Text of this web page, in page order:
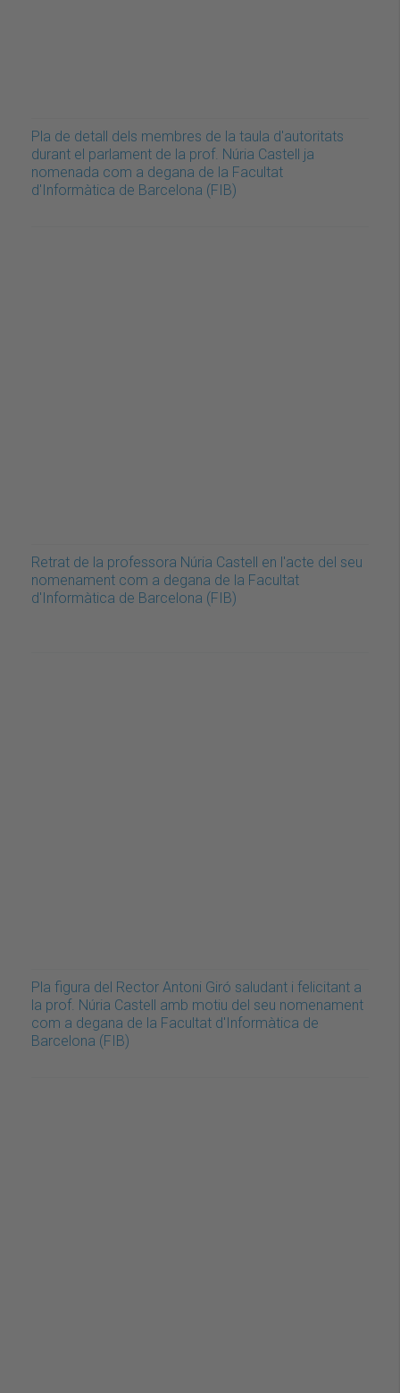
Pla de detall dels membres de la taula d'autoritats
durant el parlament de la prof. Núria Castell ja
nomenada com a degana de la Facultat
d'Informàtica de Barcelona (FIB)
Retrat de la professora Núria Castell en l'acte del seu
nomenament com a degana de la Facultat
d'Informàtica de Barcelona (FIB)
Pla figura del Rector Antoni Giró saludant i felicitant a
la prof. Núria Castell amb motiu del seu nomenament
com a degana de la Facultat d'Informàtica de
Barcelona (FIB)